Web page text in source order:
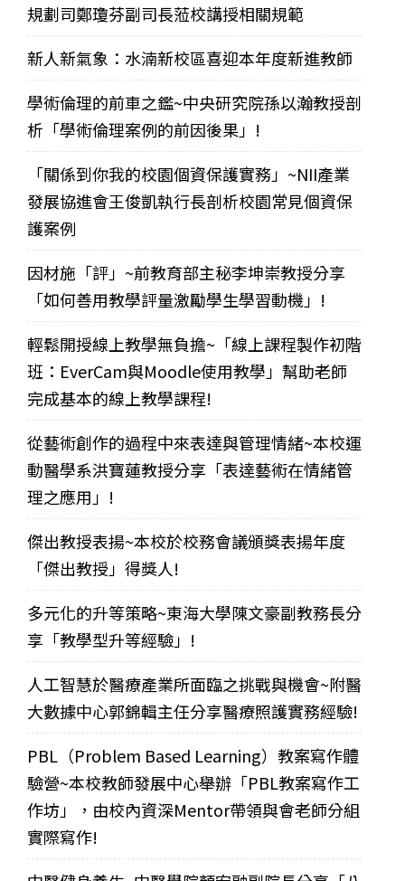
規劃司鄭瓊芬副司長蒞校講授相關規範
新人新氣象：水湳新校區喜迎本年度新進教師
學術倫理的前車之鑑~中央研究院孫以瀚教授剖
析「學術倫理案例的前因後果」!
「關係到你我的校園個資保護實務」~NII產業
發展協進會王俊凱執行長剖析校園常見個資保
護案例
因材施「評」~前教育部主秘李坤崇教授分享
「如何善用教學評量激勵學生學習動機」!
輕鬆開授線上教學無負擔~「線上課程製作初階
班：EverCam與Moodle使用教學」幫助老師
完成基本的線上教學課程!
從藝術創作的過程中來表達與管理情緒~本校運
動醫學系洪寶蓮教授分享「表達藝術在情緒管
理之應用」!
傑出教授表揚~本校於校務會議頒獎表揚年度
「傑出教授」得獎人!
多元化的升等策略~東海大學陳文豪副教務長分
享「教學型升等經驗」!
人工智慧於醫療產業所面臨之挑戰與機會~附醫
大數據中心郭錦輯主任分享醫療照護實務經驗!
PBL（Problem Based Learning）教案寫作體
驗營~本校教師發展中心舉辦「PBL教案寫作工
作坊」，由校內資深Mentor帶領與會老師分組
實際寫作!